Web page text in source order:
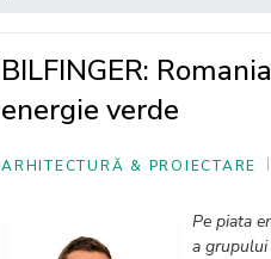
BILFINGER:
energie verde
ARHITECTURĂ & PROIECTARE
Pe piata
a grupului